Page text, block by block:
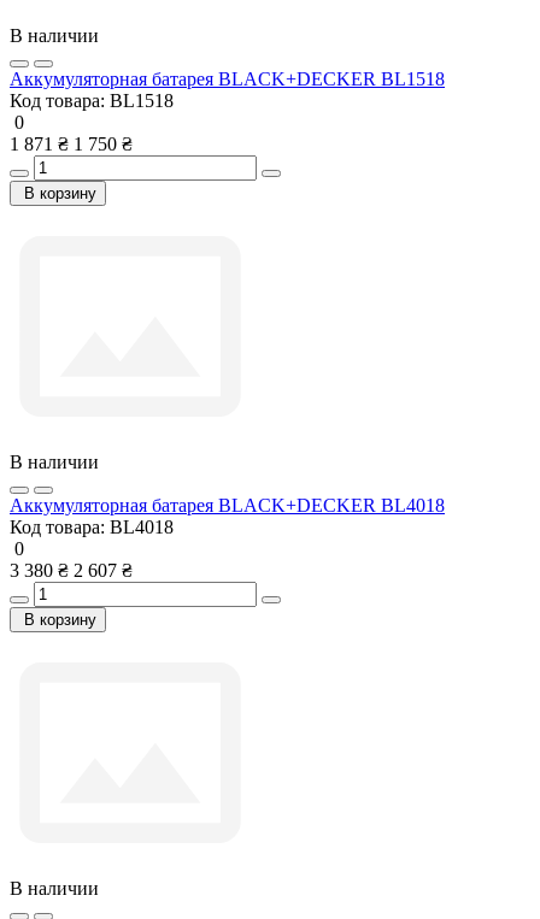
В наличии
Аккумуляторная батарея BLACK+DECKER BL1518
Код товара: BL1518
0
1 871 ₴ 1 750 ₴
В корзину
В наличии
Аккумуляторная батарея BLACK+DECKER BL4018
Код товара: BL4018
0
3 380 ₴ 2 607 ₴
В корзину
В наличии